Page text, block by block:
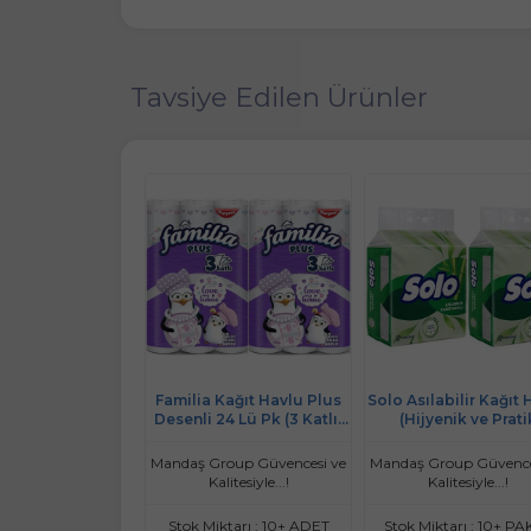
Tavsiye Edilen Ürünler
Familia Kağıt Havlu Plus
Desenli 24 Lü Pk (3 Katlı)
Mandaş Group Güvencesi ve
Kalitesiyle...!
Stok Miktarı : 10+ ADET
Solo Asılabilir Kağıt
(Hijyenik ve
Set)
Mandaş Group
Kalitesiyle...!
Stok Miktarı : 10+